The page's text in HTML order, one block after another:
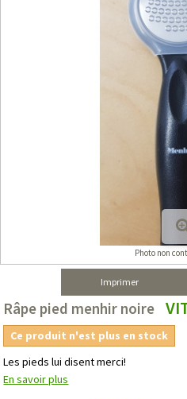
Photo non
Imprimer
Râpe pied menhir noire
Ce produit n'est plus en stock
Les pieds lui disent merci!
En savoir plus